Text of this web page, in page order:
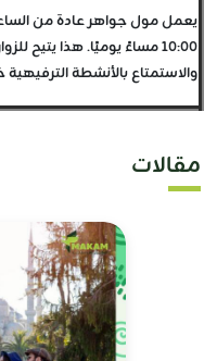
10:00 مساءً يوميًا. هذا يتيح
والاستمتاع بالأنشطة الترفيهية
مقالات